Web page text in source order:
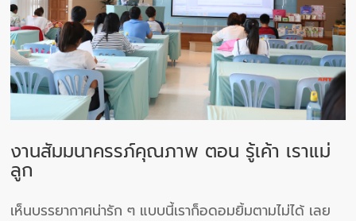
งานสัมมนาครรภ์คุณภาพ ตอน รู้เค้า เราแม่
ลูก
เห็นบรรยากาศน่ารัก ๆ แบบนี้เราก็อดอมยิ้มตามไม่ได้ เลย